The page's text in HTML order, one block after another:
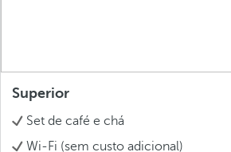
Superior
Set de café e chá
Wi-Fi (sem custo adicional)